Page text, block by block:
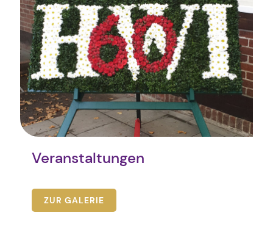
Veranstaltungen
ZUR GALERIE